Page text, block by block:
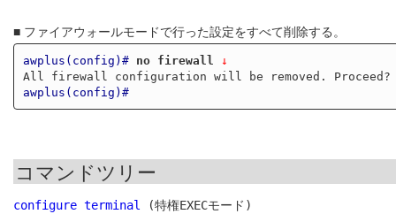
■ ファイアウォールモードで行った設定をすべて削除する。
awplus(config)# no firewall
↓
All firewall configuration will be removed.
awplus(config)#
コマンドツリー
configure terminal
(特権EXECモード)